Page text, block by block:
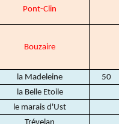
Pont-Clin
Bouzaire
la Madeleine
50
la Belle Etoile
le marais d'Ust